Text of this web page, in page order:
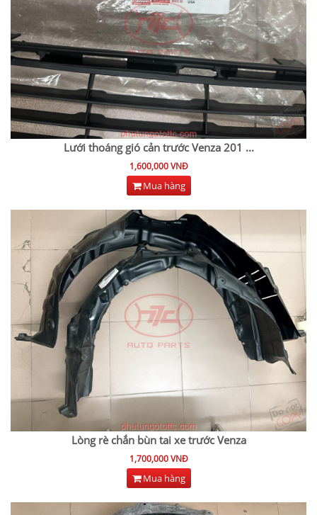
Lưới thoáng gió cản trước Venza 201 ...
1,600,000 VNĐ
Mua hàng
Lòng rè chắn bùn tai xe trước Venza
1,700,000 VNĐ
Mua hàng